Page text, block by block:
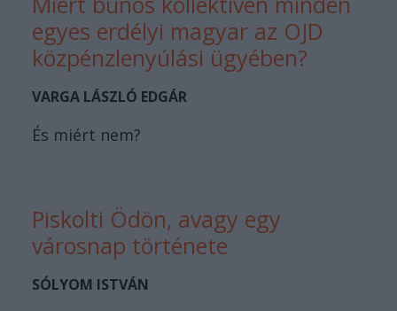
egyes erdélyi magyar az OJD
közpénzlenyúlási ügyében?
VARGA LÁSZLÓ EDGÁR
És miért nem?
Piskolti Ödön, avagy egy
városnap története
SÓLYOM ISTVÁN